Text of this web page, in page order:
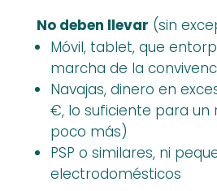
No deben llevar (sin
Móvil, tablet, que
marcha de la
Navajas, dinero en
€, lo suficiente para un
poco más)
PSP o similares, ni
electrodomésticos